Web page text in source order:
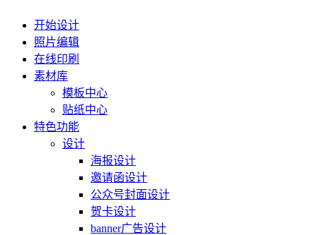
开始设计
照片编辑
在线印刷
素材库
模板中心
贴纸中心
特色功能
设计
海报设计
邀请函设计
公众号封面设计
贺卡设计
banner广告设计